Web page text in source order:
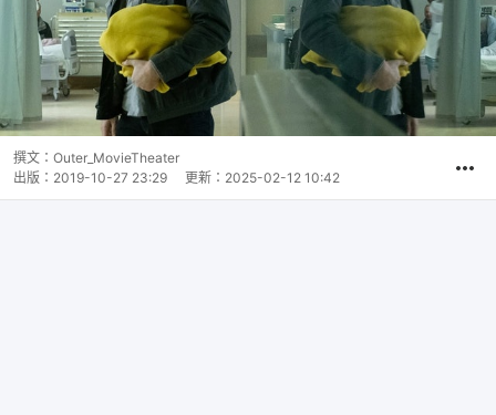
撰文： Outer_MovieTheater
出版： 2019-10-27 23:29 更新： 2025-02-12 10:42